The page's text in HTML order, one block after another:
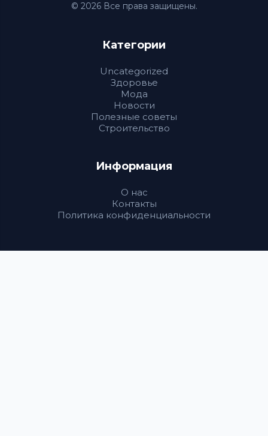
© 2026 Все права защищены.
Категории
Uncategorized
Здоровье
Мода
Новости
Полезные советы
Строительство
Информация
О нас
Контакты
Политика конфиденциальности